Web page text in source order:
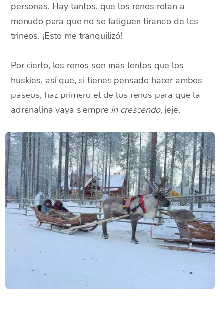
personas. Hay tantos, que los renos rotan a
menudo para que no se fatiguen tirando de los
trineos. ¡Esto me tranquilizó!
Por cierto, los renos son más lentos que los
huskies, así que, si tienes pensado hacer ambos
paseos, haz primero el de los renos para que la
adrenalina vaya siempre in crescendo, jeje.